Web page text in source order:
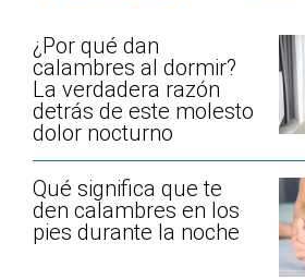
¿Por qué dan
calambres al dormir?
La verdadera razón
detrás de este molesto
dolor nocturno
Qué significa que te
den calambres en los
pies durante la noche